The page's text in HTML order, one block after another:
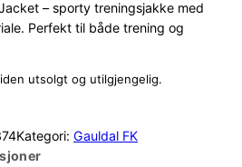
– sporty treningsjakke med
Perfekt til både trening og
utsolgt og utilgjengelig.
Kategori: Gauldal FK